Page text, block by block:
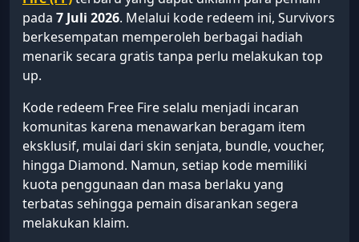
pada 7 Juli 2026. Melalui kode redeem ini, Survivors
berkesempatan memperoleh berbagai hadiah
menarik secara gratis tanpa perlu melakukan top
up.
Kode redeem Free Fire selalu menjadi incaran
komunitas karena menawarkan beragam item
eksklusif, mulai dari skin senjata, bundle, voucher,
hingga Diamond. Namun, setiap kode memiliki
kuota penggunaan dan masa berlaku yang
terbatas sehingga pemain disarankan segera
melakukan klaim.